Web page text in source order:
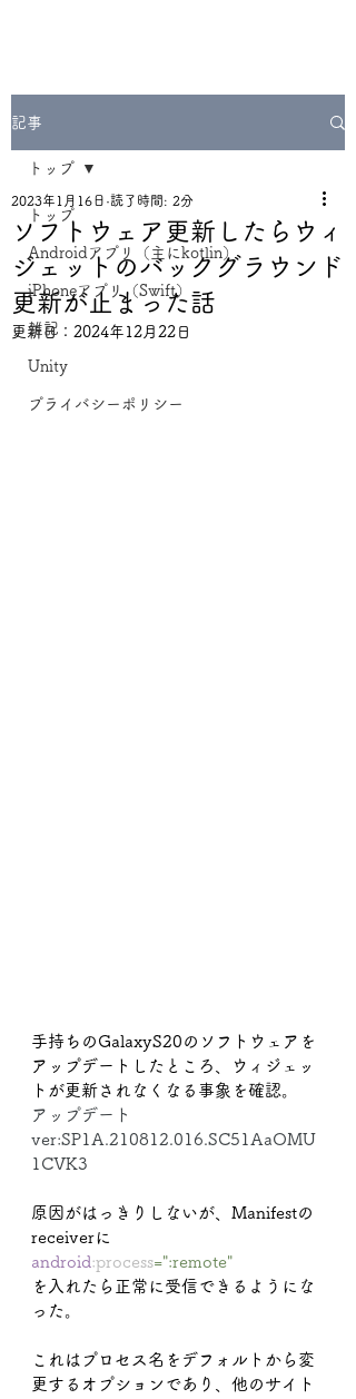
記事
トップ
Androidアプリ（主にkotlin）
iPhoneアプリ（Swift）
雑記
Unity
プライバシーポリシー
トップ
ソフトウェア更新したらウィ
ジェットのバックグラウンド
更新が止まった話
2023年1月16日 読了時間: 2分
更新日： 2024年12月22日
手持ちのGalaxyS20のソフトウェアを
アップデートしたところ、ウィジェッ
トが更新されなくなる事象を確認。
アップデート
ver:SP1A.210812.016.SC51AaOMU
1CVK3
原因がはっきりしないが、Manifestの
receiverに
android:process=":remote"
を入れたら正常に受信できるようにな
った。
これはプロセス名をデフォルトから変
更するオプションであり、他のサイト